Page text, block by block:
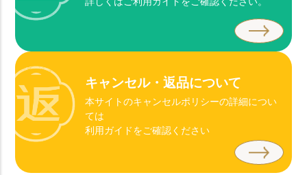
キャンセル・返品について
本サイトのキャンセルポリシーの詳細につい
ては
利用ガイドをご確認ください